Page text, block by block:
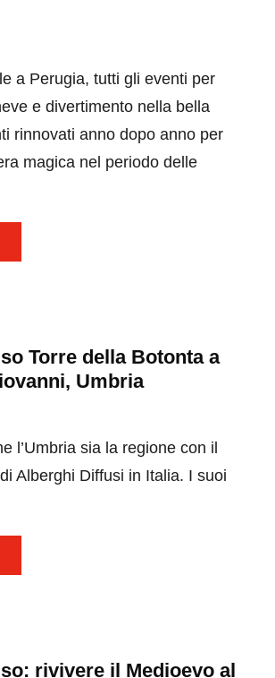
a Perugia, tutti gli eventi per
e divertimento nella bella
rinnovati anno dopo anno per
magica nel periodo delle
Torre della Botonta a
Umbria
l’Umbria sia la regione con il
Alberghi Diffusi in Italia. I suoi
rivivere il Medioevo al